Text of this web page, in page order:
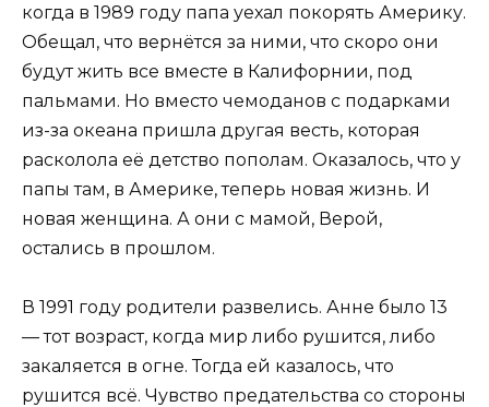
когда в 1989 году папа уехал покорять Америку.
Обещал, что вернётся за ними, что скоро они
будут жить все вместе в Калифорнии, под
пальмами. Но вместо чемоданов с подарками
из-за океана пришла другая весть, которая
расколола её детство пополам. Оказалось, что у
папы там, в Америке, теперь новая жизнь. И
новая женщина. А они с мамой, Верой,
остались в прошлом.
В 1991 году родители развелись. Анне было 13
— тот возраст, когда мир либо рушится, либо
закаляется в огне. Тогда ей казалось, что
рушится всё. Чувство предательства со стороны